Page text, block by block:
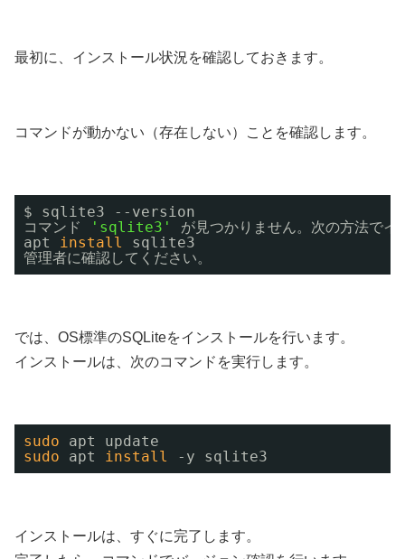
最初に、インストール状況を確認しておきます。
コマンドが動かない（存在しない）ことを確認します。
$ sqlite3 --version
コマンド
'sqlite3'
が見つかりません。次の方法で
apt install
sqlite3
管理者に確認してください。
では、OS標準のSQLiteをインストールを行います。
インストールは、次のコマンドを実行します。
sudo
apt update
sudo
apt install -y sqlite3
インストールは、すぐに完了します。